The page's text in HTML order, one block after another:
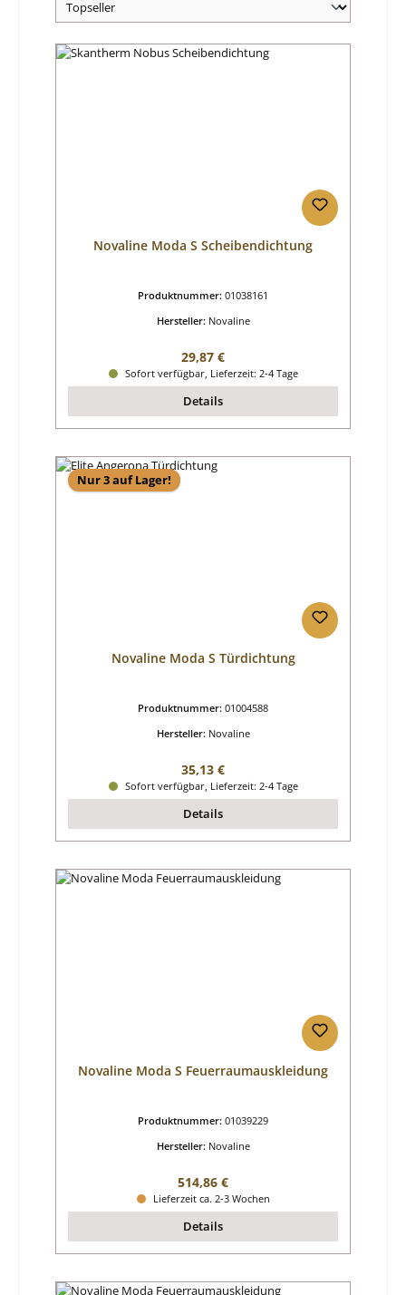
Novaline Moda S Scheibendichtung
Produktnummer: 01038161
Hersteller: Novaline
Regulärer Preis:
29,87 €
Sofort verfügbar, Lieferzeit: 2-4 Tage
Details
Nur 3 auf Lager!
Novaline Moda S Türdichtung
Produktnummer: 01004588
Hersteller: Novaline
Regulärer Preis:
35,13 €
Sofort verfügbar, Lieferzeit: 2-4 Tage
Details
Novaline Moda S Feuerraumauskleidung
Produktnummer: 01039229
Hersteller: Novaline
Regulärer Preis:
514,86 €
Lieferzeit ca. 2-3 Wochen
Details